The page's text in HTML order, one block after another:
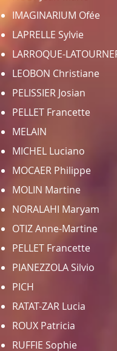
IMAGINARIUM Ofée
LAPRELLE Sylvie
LARROQUE-
LEOBON Christiane
PELISSIER Josian
PELLET Francette
MELAIN
MICHEL Luciano
MOCAER Philippe
MOLIN Martine
NORALAHI Maryam
OTIZ Anne-Martine
PELLET Francette
PIANEZZOLA Silvio
PICH
RATAT-ZAR Lucia
ROUX Patricia
RUFFIE Sophie